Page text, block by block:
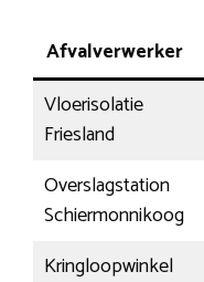
Afvalverwerker
Vloerisolatie
Friesland
Overslagstation
Schiermonnikoog
Kringloopwinkel